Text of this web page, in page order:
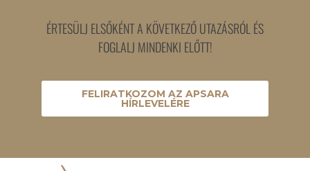
ÉRTESÜLJ ELSŐKÉNT A KÖVETKEZŐ UTAZÁSRÓL ÉS
FOGLALJ MINDENKI ELŐTT!
FELIRATKOZOM AZ APSARA
HÍRLEVELÉRE